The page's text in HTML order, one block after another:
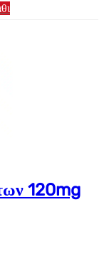
120mg